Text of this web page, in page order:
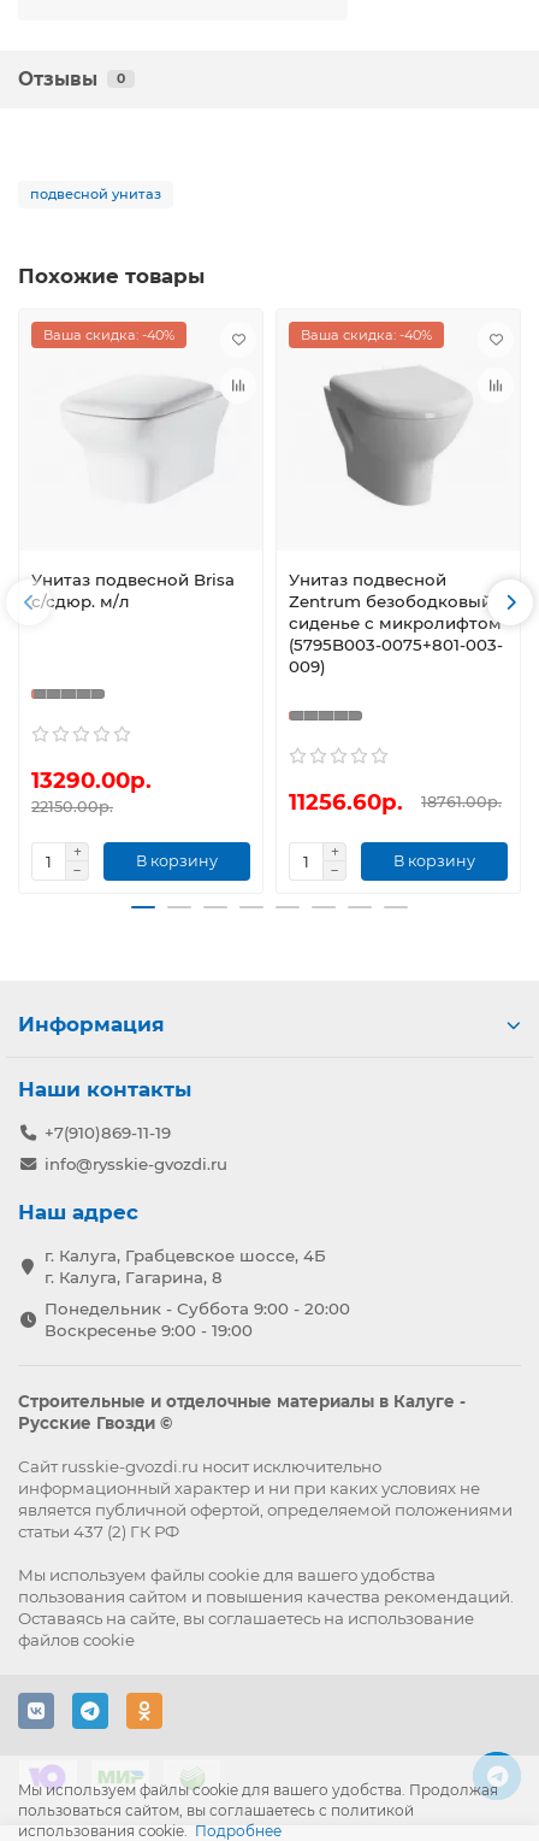
Отзывы 0
подвесной унитаз
Похожие товары
Ваша скидка: -40%
Унитаз подвесной Brisa
с/сдюр. м/л
13290.00р.
22150.00р.
В корзину
Ваша скидка: -40%
Унитаз подвесной
Zentrum безободковый
сиденье с микролифтом
(5795B003-0075+801-003-
009)
11256.60р. 18761.00р.
В корзину
Мы используем файлы cookie для вашего удобства. Продолжая
пользоваться сайтом, вы соглашаетесь с политикой
использования cookie. Подробнее
Информация
Наши контакты
+7(910)869-11-19
info@rysskie-gvozdi.ru
Наш адрес
г. Калуга, Грабцевское шоссе, 4Б
г. Калуга, Гагарина, 8
Понедельник - Суббота 9:00 - 20:00
Воскресенье 9:00 - 19:00
Строительные и отделочные материалы в Калуге -
Русские Гвозди ©
Сайт russkie-gvozdi.ru носит исключительно
информационный характер и ни при каких условиях не
является публичной офертой, определяемой положениями
статьи 437 (2) ГК РФ
Мы используем файлы cookie для вашего удобства
пользования сайтом и повышения качества рекомендаций.
Оставаясь на сайте, вы соглашаетесь на использование
файлов cookie